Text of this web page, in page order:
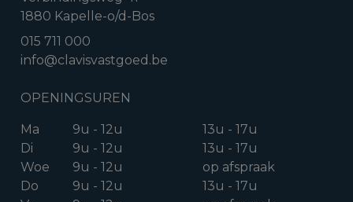
1880 Kapelle-o/d-Bos
015 711 000
info@clavisvastgoed.be
OPENINGSUREN
Ma 9u - 12u
13u - 17u
Di
9u - 12u
13u - 17u
Woe
9u - 12u
op afspraak
Do
9u - 12u
13u - 17u